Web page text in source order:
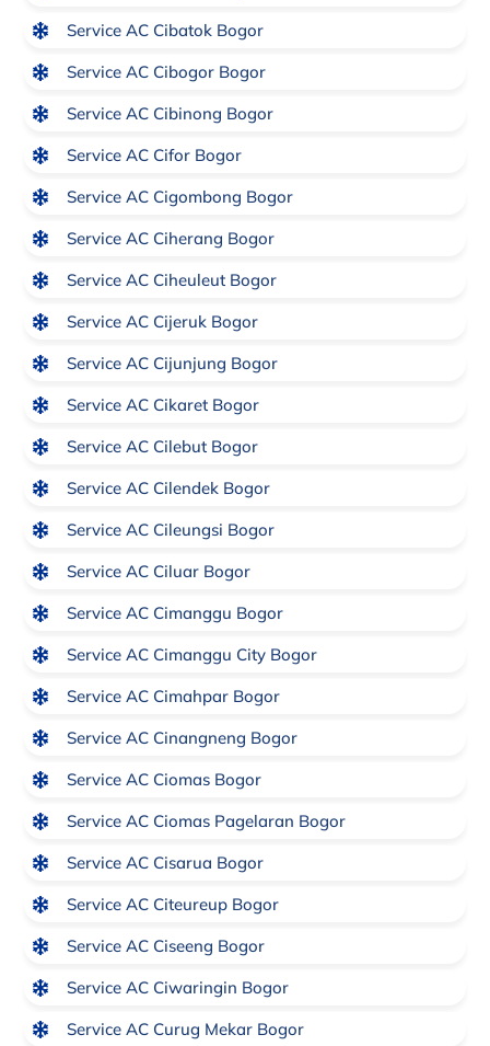
Service AC Cibatok Bogor
Service AC Cibogor Bogor
Service AC Cibinong Bogor
Service AC Cifor Bogor
Service AC Cigombong Bogor
Service AC Ciherang Bogor
Service AC Ciheuleut Bogor
Service AC Cijeruk Bogor
Service AC Cijunjung Bogor
Service AC Cikaret Bogor
Service AC Cilebut Bogor
Service AC Cilendek Bogor
Service AC Cileungsi Bogor
Service AC Ciluar Bogor
Service AC Cimanggu Bogor
Service AC Cimanggu City Bogor
Service AC Cimahpar Bogor
Service AC Cinangneng Bogor
Service AC Ciomas Bogor
Service AC Ciomas Pagelaran Bogor
Service AC Cisarua Bogor
Service AC Citeureup Bogor
Service AC Ciseeng Bogor
Service AC Ciwaringin Bogor
Service AC Curug Mekar Bogor